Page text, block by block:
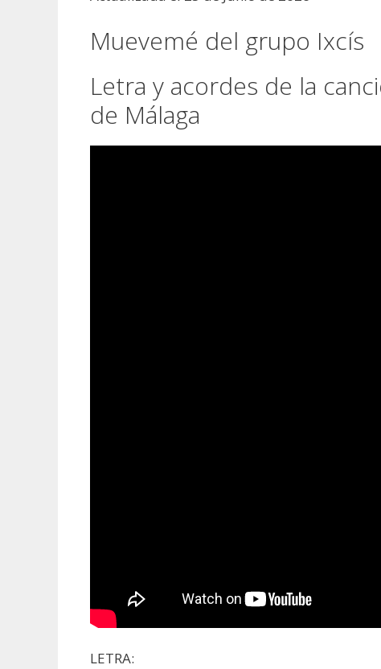
Muevemé del grupo Ixcís
Letra y acordes de la
de Málaga
LETRA: